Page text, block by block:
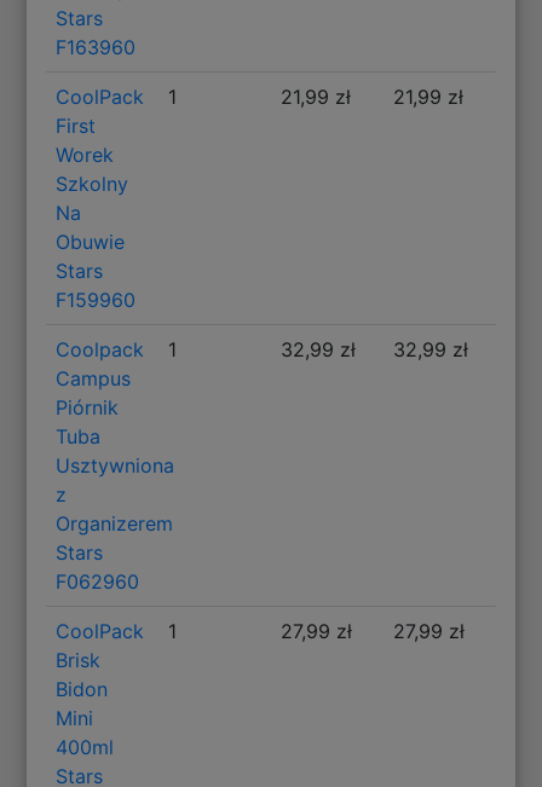
Stars
F163960
CoolPack
First
Worek
Szkolny
Na
Obuwie
Stars
F159960
1 21,99 zł 21,99 zł
Coolpack
Campus
Piórnik
Tuba
Usztywniona
z
Organizerem
Stars
F062960
1 32,99 zł 32,99 zł
CoolPack
Brisk
Bidon
Mini
400ml
Stars
1 27,99 zł 27,99 zł